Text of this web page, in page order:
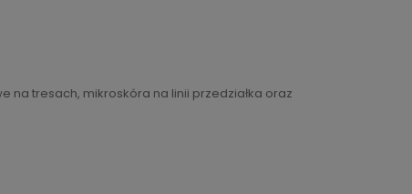
na tresach, mikroskóra na linii przedziałka oraz